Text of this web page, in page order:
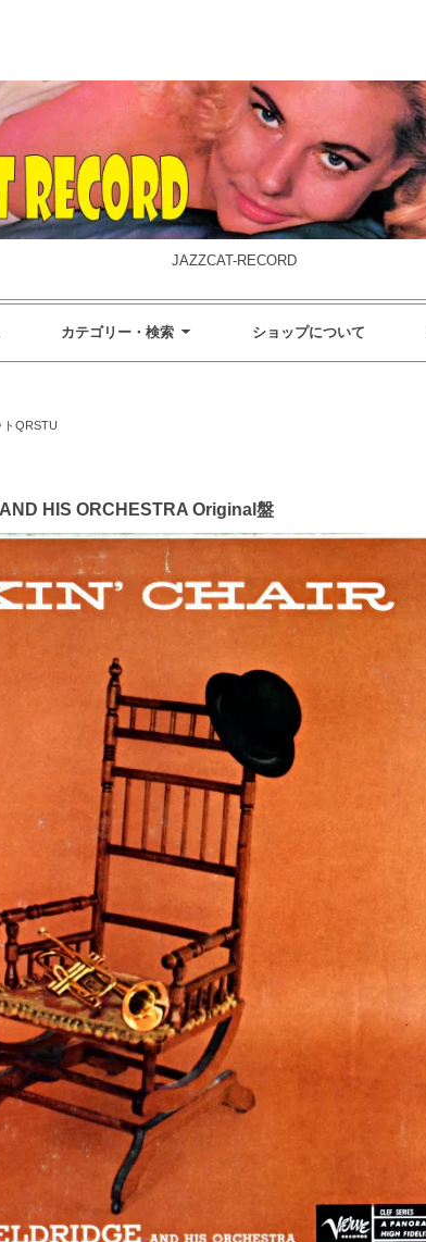
JAZZCAT-RECORD
カテゴリー・検索 ショップについて
トQRSTU
HIS ORCHESTRA Original盤